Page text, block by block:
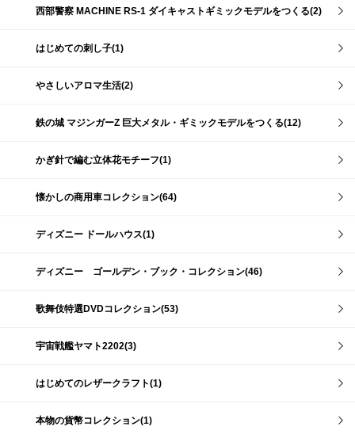
西部警察 MACHINE RS-1 ダイキャストギミックモデルをつくる(2)
はじめての刺し子(1)
やさしいアロマ生活(2)
鉄の城 マジンガーZ 巨大メタル・ギミックモデルをつくる(12)
かぎ針で編む立体花モチーフ(1)
懐かしの商用車コレクション(64)
ディズニー ドールハウス(1)
ディズニー ゴールデン・ブック・コレクション(46)
歌舞伎特選DVDコレクション(53)
宇宙戦艦ヤマト2202(3)
はじめてのレザークラフト(1)
本物の貨幣コレクション(1)